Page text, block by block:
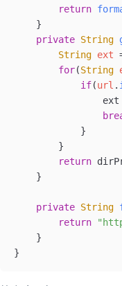
        return
    }
    private
String
        String
ext
        for
(String
            if
(url .
                ext
            }
        }
        return
    }
    private
String
        return
    }
}